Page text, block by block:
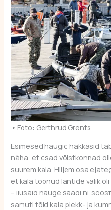
• Foto: Gerthrud Grents
Esimesed haugid hakkasid
näha, et osad võistkonnad
suurem kala. Hiljem
et kala toonud lantide valik
– ilusaid hauge saadi nii
samuti tõid kala plekk- ja